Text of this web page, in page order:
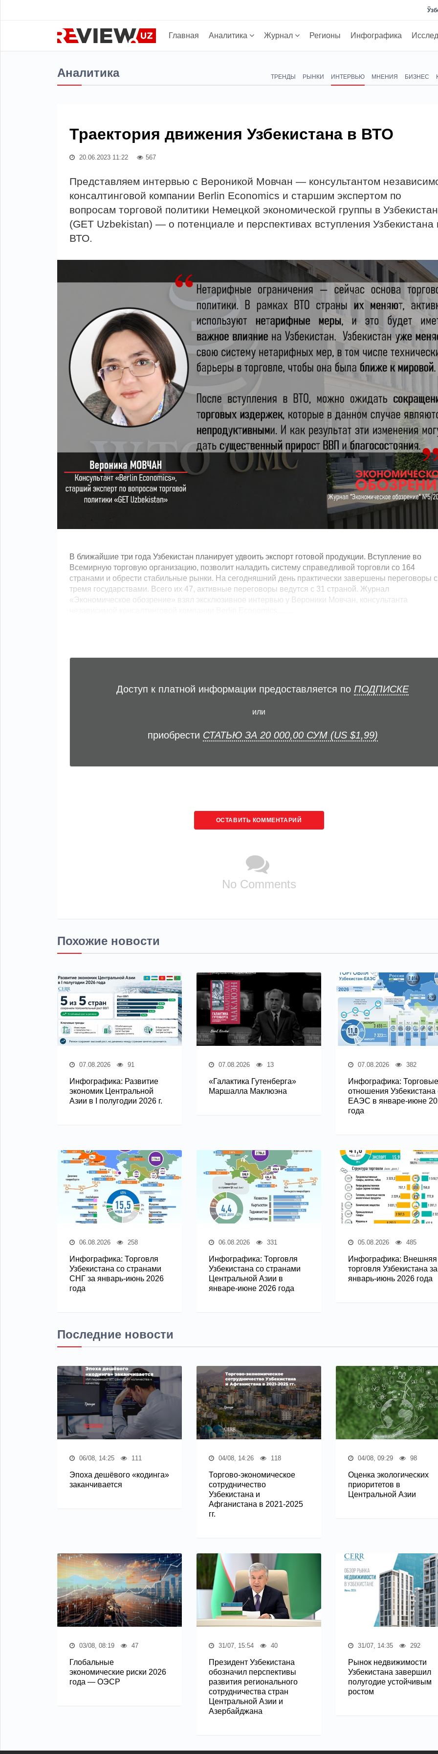
Главная Аналитика Журнал Регионы Инфографика
Аналитика ТРЕНДЫ РЫНКИ ИНТЕРВЬЮ МНЕНИЯ БИЗНЕС
Траектория движения Узбекистана в ВТО
20.06.2023 11:22 567
Представляем интервью с Вероникой Мовчан — консультантом
консалтинговой компании Berlin Economics и старшим экспертом по
вопросам торговой политики Немецкой экономической группы в
(GET Uzbekistan) — о потенциале и перспективах вступления Узбекистана
ВТО.
В ближайшие три года Узбекистан планирует удвоить экспорт готовой продукции. Вступление во
Всемирную торговую организацию, позволит наладить систему справедливой торговли со 164
странами и обрести стабильные рынки. На сегодняшний день практически завершены переговоры с
тремя государствами. Всего их 47, активные переговоры ведутся с 31 страной. Журнал
«Экономическое обозрение» взял эксклюзивное интервью у Вероники Мовчан, консультанта
Доступ к платной информации предоставляется по ПОДПИСКЕ
или
приобрести СТАТЬЮ ЗА 20 000,00 СУМ (US $1,99)
ОСТАВИТЬ КОММЕНТАРИЙ
No Comments
Похожие новости
07.08.2026 91
Инфографика: Развитие
экономик Центральной
Азии в I полугодии 2026 г.
07.08.2026 13
«Галактика Гутенберга»
Маршалла Маклюэна
07.08.2026 382
Инфографика: Торговые
отношения Узбекистана
ЕАЭС в январе-июне
года
06.08.2026 258
Инфографика: Торговля
Узбекистана со странами
СНГ за январь-июнь 2026
года
06.08.2026 331
Инфографика: Торговля
Узбекистана со странами
Центральной Азии в
январе-июне 2026 года
05.08.2026 485
Инфографика: Внешняя
торговля Узбекистана за
январь-июнь 2026 года
Последние новости
06/08, 14:25 111
Эпоха дешёвого «кодинга»
заканчивается
04/08, 14:26 118
Торгово-экономическое
сотрудничество
Узбекистана и
Афганистана в 2021-2025
гг.
04/08, 09:29 98
Оценка экологических
приоритетов в
Центральной Азии
03/08, 08:19 47
Глобальные
экономические риски 2026
года — ОЭСР
31/07, 15:54 40
Президент Узбекистана
обозначил перспективы
развития регионального
сотрудничества стран
Центральной Азии и
Азербайджана
31/07, 14:35 292
Рынок недвижимости
Узбекистана завершил
полугодие устойчивым
ростом